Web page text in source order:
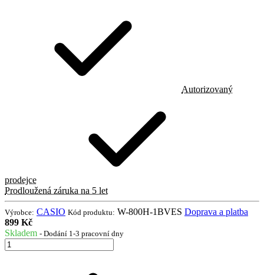
Autorizovaný
prodejce
Prodloužená záruka na 5 let
Výrobce: CASIO Kód produktu: W-800H-1BVES Doprava a platba
899 Kč
Skladem - Dodání 1-3 pracovní dny